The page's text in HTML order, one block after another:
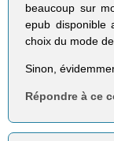
beaucoup sur
epub disponible
choix du mode
Sinon,
Répondre à ce